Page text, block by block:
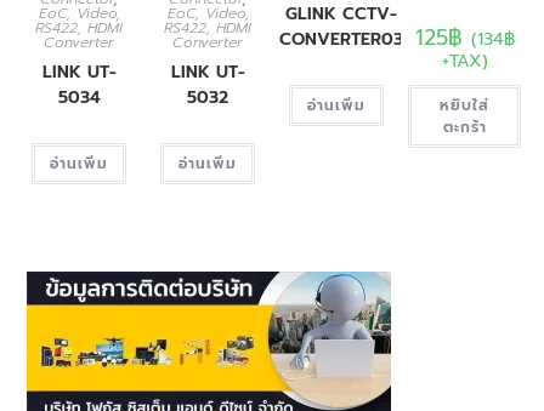
EoC, Video,
RS422, HDMI
Converter
LINK UT-
5034
อ่านเพิ่ม
EoC, Video,
RS422, HDMI
Converter
LINK UT-
5032
อ่านเพิ่ม
GLINK CCTV-
CONVERTER03
อ่านเพิ่ม
125฿ (134฿
+TAX)
หยิบใส่
ตะกร้า